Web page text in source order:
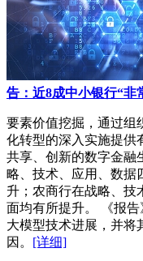
告：近8成中小银行“非
要素价值挖掘，通过组
化转型的深入实施提供
共享、创新的数字金融
略、技术、应用、数据
升；农商行在战略、技
面均有所提升。 《报
大模型技术进展，并将
因。 [详细]